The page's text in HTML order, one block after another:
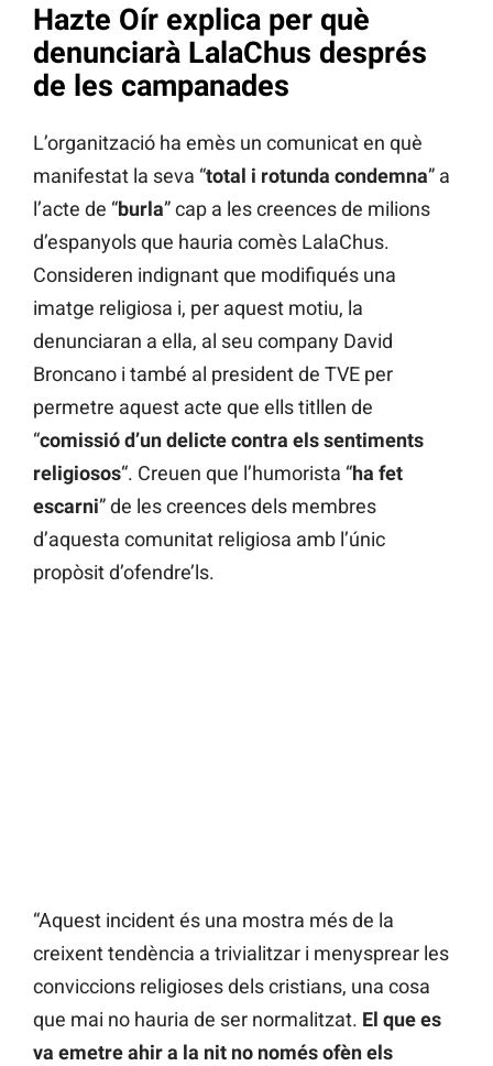
Hazte Oír explica per què
denunciarà LalaChus després
de les campanades
L’organització ha emès un comunicat en què
manifestat la seva “total i rotunda condemna” a
l’acte de “burla” cap a les creences de milions
d’espanyols que hauria comès LalaChus.
Consideren indignant que modifiqués una
imatge religiosa i, per aquest motiu, la
denunciaran a ella, al seu company David
Broncano i també al president de TVE per
permetre aquest acte que ells titllen de
“comissió d’un delicte contra els sentiments
religiosos“. Creuen que l’humorista “ha fet
escarni” de les creences dels membres
d’aquesta comunitat religiosa amb l’únic
propòsit d’ofendre’ls.
“Aquest incident és una mostra més de la
creixent tendència a trivialitzar i menysprear les
conviccions religioses dels cristians, una cosa
que mai no hauria de ser normalitzat. El que es
va emetre ahir a la nit no només ofèn els